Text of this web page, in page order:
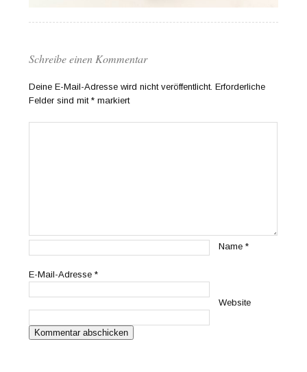
Schreibe einen Kommentar
Deine E-Mail-Adresse wird nicht veröffentlicht. Erforderliche
Felder sind mit* markiert
Name*
E-Mail-Adresse*
Website